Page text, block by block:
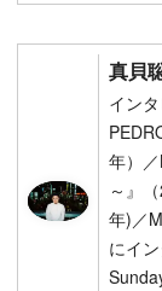
真貝
イン
年）
～』
年)／
にイ